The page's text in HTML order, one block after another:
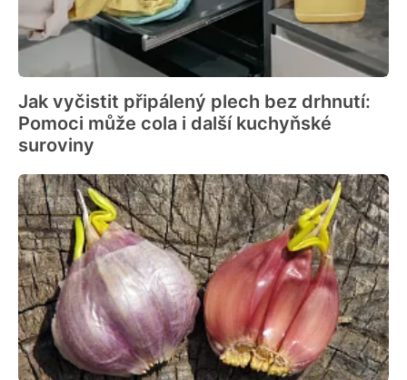
Jak vyčistit připálený plech bez drhnutí:
Pomoci může cola i další kuchyňské
suroviny